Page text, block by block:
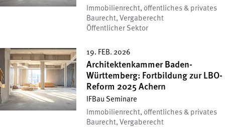
Immobilienrecht, öffentliches & privates
Baurecht, Vergaberecht
Öffentlicher Sektor
19. FEB. 2026
Architektenkammer Baden-
Württemberg: Fortbildung zur LBO-
Reform 2025 Achern
IFBau Seminare
Immobilienrecht, öffentliches & privates
Baurecht, Vergaberecht